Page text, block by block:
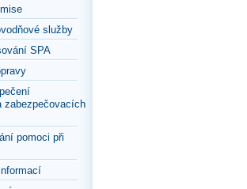
služby
SPA
zabezpečovacích
pomoci při